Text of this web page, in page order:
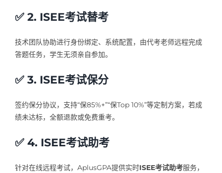
✅ 2. ISEE考试替考
技术团队协助进行身份绑定、系统配置，由代考老师远程完成
答题任务，学生无须亲自参加。
✅ 3. ISEE考试保分
签约保分协议，支持“保85%+”“保Top 10%”等定制方案，若成
绩未达标，全额退款或免费重考。
✅ 4. ISEE考试助考
针对在线远程考试，AplusGPA提供实时ISEE考试助考服务，